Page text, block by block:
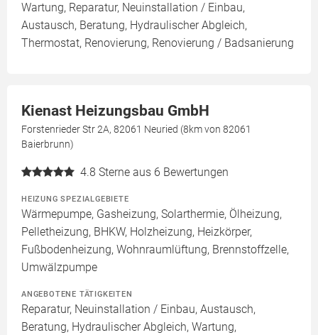
Wartung, Reparatur, Neuinstallation / Einbau,
Austausch, Beratung, Hydraulischer Abgleich,
Thermostat, Renovierung, Renovierung / Badsanierung
Kienast Heizungsbau GmbH
Forstenrieder Str 2A, 82061 Neuried (8km von 82061
Baierbrunn)
4.8 Sterne aus 6 Bewertungen
HEIZUNG SPEZIALGEBIETE
Wärmepumpe, Gasheizung, Solarthermie, Ölheizung,
Pelletheizung, BHKW, Holzheizung, Heizkörper,
Fußbodenheizung, Wohnraumlüftung, Brennstoffzelle,
Umwälzpumpe
ANGEBOTENE TÄTIGKEITEN
Reparatur, Neuinstallation / Einbau, Austausch,
Beratung, Hydraulischer Abgleich, Wartung,